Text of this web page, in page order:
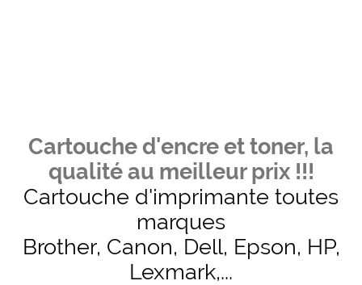
Cartouche d'encre et toner, la
qualité au meilleur prix !!!
Cartouche d'imprimante toutes
marques
Brother, Canon, Dell, Epson, HP,
Lexmark,...